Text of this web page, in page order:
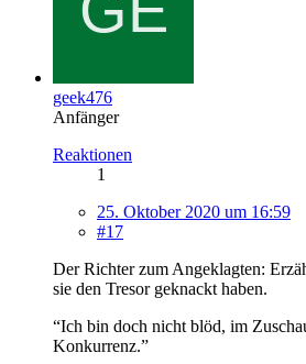
geek476
Anfänger
Reaktionen
1
25. Oktober 2020 um 16:59
#17
Der Richter zum Angeklagten:
sie den Tresor geknackt haben.
“Ich bin doch nicht blöd, im
Konkurrenz.”